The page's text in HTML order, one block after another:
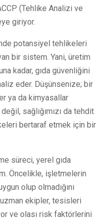
(Tehlike Analizi ve
giriyor.
potansiyel tehlikeleri
bir sistem. Yani, üretim
kadar, gıda güvenliğini
eder. Düşünsenize; bir
ya da kimyasallar
sağlığımızı da tehdit
bertaraf etmek için bir
süreci, yerel gıda
Öncelikle, işletmelerin
olup olmadığını
ekipler, tesisleri
ve olası risk faktörlerini